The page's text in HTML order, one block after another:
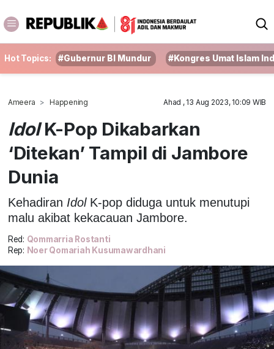
Hot Topics: #Gubernur BI Mundur #Kongres Umat Islam
Ameera Happening Ahad , 13 Aug 2023, 10:09 WIB
IdolK-Pop Dikabarkan
‘Ditekan’ Tampil di Jambore
Dunia
Kehadiran IdolK-pop diduga untuk menutupi
malu akibat kekacauan Jambore.
Red: Qommarria Rostanti
Rep: Noer Qomariah Kusumawardhani